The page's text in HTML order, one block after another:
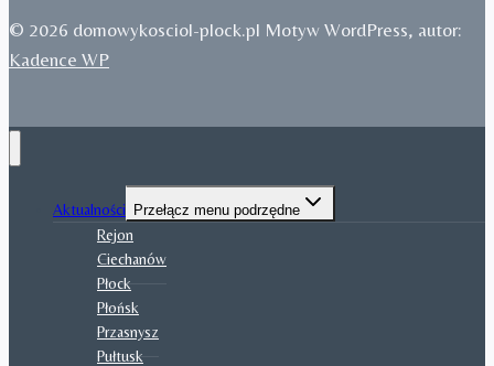
© 2026 domowykosciol-plock.pl Motyw WordPress, autor:
Kadence WP
Aktualności Przełącz menu podrzędne
Rejon
Ciechanów
Płock
Płońsk
Przasnysz
Pułtusk